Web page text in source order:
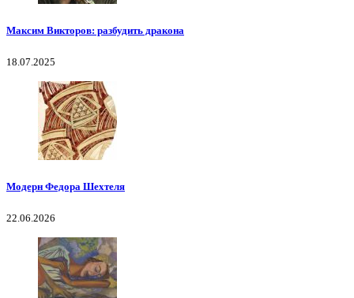
Максим Викторов: разбудить дракона
18.07.2025
Модерн Федора Шехтеля
22.06.2026